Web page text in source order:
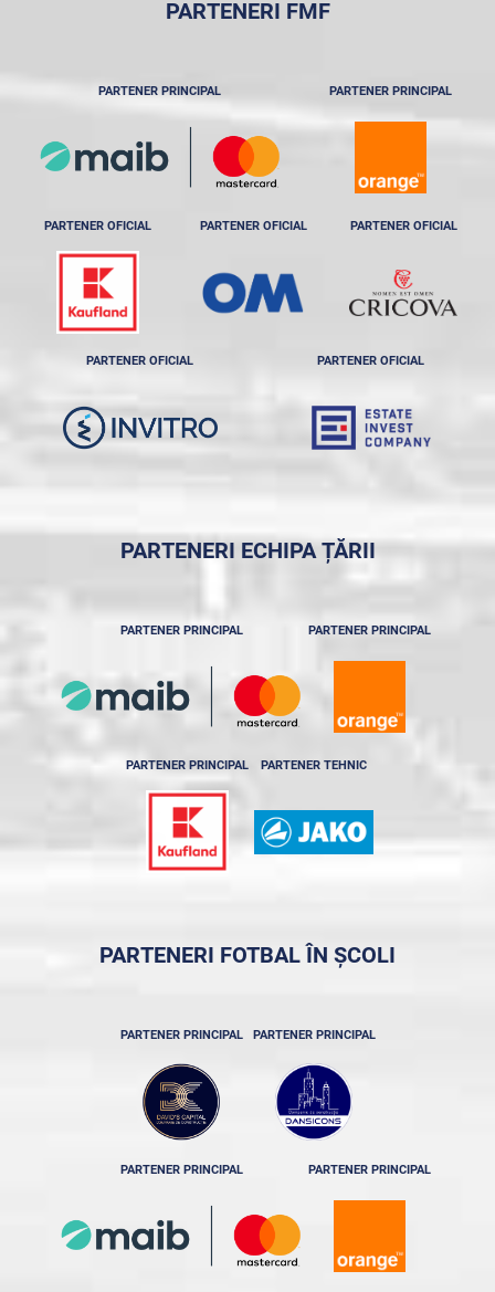
PARTENERI FMF
PARTENER PRINCIPAL PARTENER PRINCIPAL
PARTENER OFICIAL PARTENER OFICIAL PARTENER OFICIAL
PARTENER OFICIAL PARTENER OFICIAL
PARTENERI ECHIPA ȚĂRII
PARTENER PRINCIPAL PARTENER PRINCIPAL
PARTENER PRINCIPAL PARTENER TEHNIC
PARTENERI FOTBAL ÎN ȘCOLI
PARTENER PRINCIPAL PARTENER PRINCIPAL
PARTENER PRINCIPAL PARTENER PRINCIPAL